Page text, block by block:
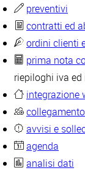
preventivi
contratti ed
ordini clienti
prima nota
riepiloghi iva ed
integrazione
avvisi e
agenda
analisi dati